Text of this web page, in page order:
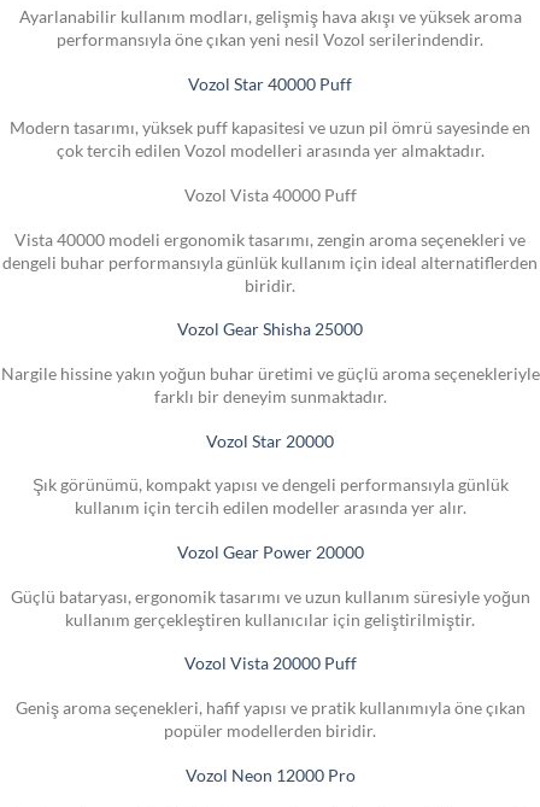
Ayarlanabilir kullanım modları, gelişmiş hava akışı ve yüksek aroma
performansıyla öne çıkan yeni nesil Vozol serilerindendir.
Vozol Star 40000 Puff
Modern tasarımı, yüksek puff kapasitesi ve uzun pil ömrü sayesinde en
çok tercih edilen Vozol modelleri arasında yer almaktadır.
Vozol Vista 40000 Puff
Vista 40000 modeli ergonomik tasarımı, zengin aroma seçenekleri ve
dengeli buhar performansıyla günlük kullanım için ideal alternatiflerden
biridir.
Vozol Gear Shisha 25000
Nargile hissine yakın yoğun buhar üretimi ve güçlü aroma seçenekleriyle
farklı bir deneyim sunmaktadır.
Vozol Star 20000
Şık görünümü, kompakt yapısı ve dengeli performansıyla günlük
kullanım için tercih edilen modeller arasında yer alır.
Vozol Gear Power 20000
Güçlü bataryası, ergonomik tasarımı ve uzun kullanım süresiyle yoğun
kullanım gerçekleştiren kullanıcılar için geliştirilmiştir.
Vozol Vista 20000 Puff
Geniş aroma seçenekleri, hafif yapısı ve pratik kullanımıyla öne çıkan
popüler modellerden biridir.
Vozol Neon 12000 Pro